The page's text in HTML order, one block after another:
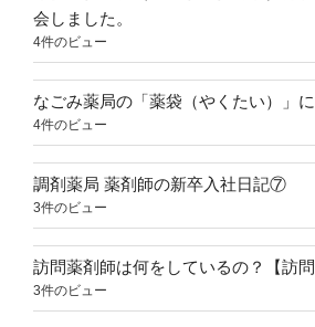
会しました。
4件のビュー
なごみ薬局の「薬袋（やくたい）」
4件のビュー
調剤薬局 薬剤師の新卒入社日記⑦
3件のビュー
訪問薬剤師は何をしているの？【訪問
3件のビュー